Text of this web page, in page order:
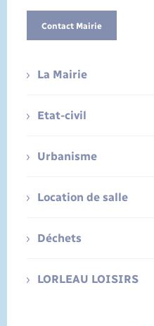
Contact Mairie
La Mairie
Etat-civil
Urbanisme
Location de salle
Déchets
LORLEAU LOISIRS